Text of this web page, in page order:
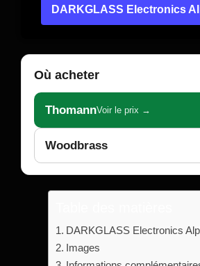
DARKGLASS Electronics
Où acheter
ThomannVoir le prix →
Woodbrass
DARKGLASS Electronics
Images